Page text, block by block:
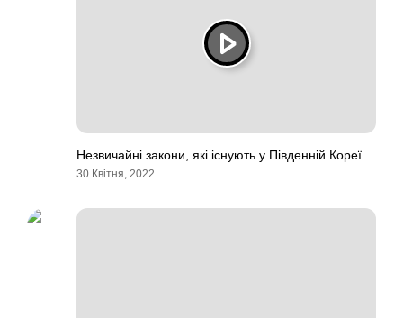
Незвичайні закони, які існують у Південній Кореї
30 Квітня, 2022